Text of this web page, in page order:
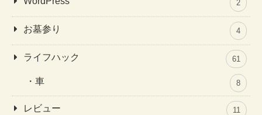
2
お墓参り 4
ライフハック 61
車 8
レビュー 11